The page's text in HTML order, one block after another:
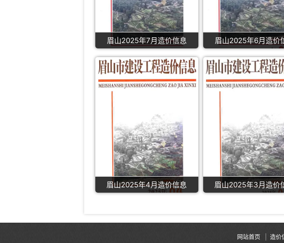
眉山2025年7月造价信息 眉山2025年6月造价
眉山2025年4月造价信息 眉山2025年3月造价
网站首页 造价